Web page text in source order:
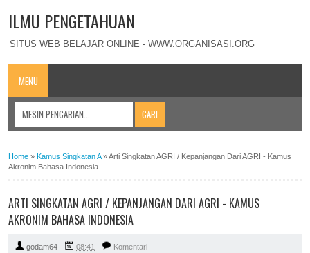
ILMU PENGETAHUAN
SITUS WEB BELAJAR ONLINE - WWW.ORGANISASI.ORG
MENU
Home » Kamus Singkatan A»Arti Singkatan AGRI / Kepanjangan Dari AGRI - Kamus
Akronim Bahasa Indonesia
ARTI SINGKATAN AGRI / KEPANJANGAN DARI AGRI - KAMUS
AKRONIM BAHASA INDONESIA
godam64 08:41 Komentari